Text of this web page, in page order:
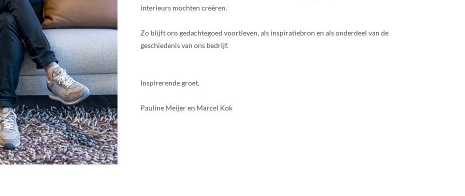
interieurs mochten creëren.
Zo blijft ons gedachtegoed voortleven, als inspiratiebron en als onderdeel van de
geschiedenis van ons bedrijf.
Inspirerende groet,
Pauline Meijer en Marcel Kok